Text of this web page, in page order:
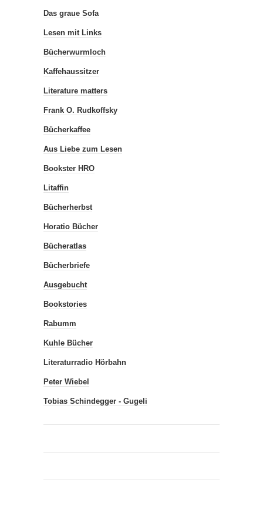
Das graue Sofa
Lesen mit Links
Bücherwurmloch
Kaffehaussitzer
Literature matters
Frank O. Rudkoffsky
Bücherkaffee
Aus Liebe zum Lesen
Bookster HRO
Litaffin
Bücherherbst
Horatio Bücher
Bücheratlas
Bücherbriefe
Ausgebucht
Bookstories
Rabumm
Kuhle Bücher
Literaturradio Hörbahn
Peter Wiebel
Tobias Schindegger - Gugeli